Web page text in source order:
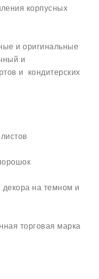
корпусных
и оригинальные
и
и кондитерских
на темном и
торговая марка